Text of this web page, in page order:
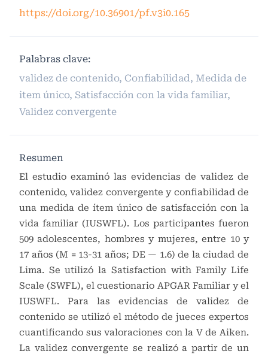
https://doi.org/10.36901/pf.v3i0.165
Palabras clave:
validez de contenido, Confiabilidad, Medida de
item único, Satisfacción con la vida familiar,
Validez convergente
Resumen
El estudio examinó las evidencias de validez de
contenido, validez convergente y confiabilidad de
una medida de ítem único de satisfacción con la
vida familiar (IUSWFL). Los participantes fueron
509 adolescentes, hombres y mujeres, entre 10 y
17 años (M = 13-31 años; DE — 1.6) de la ciudad de
Lima. Se utilizó la Satisfaction with Family Life
Scale (SWFL), el cuestionario APGAR Familiar y el
IUSWFL. Para las evidencias de validez de
contenido se utilizó el método de jueces expertos
cuantificando sus valoraciones con la V de Aiken.
La validez convergente se realizó a partir de un